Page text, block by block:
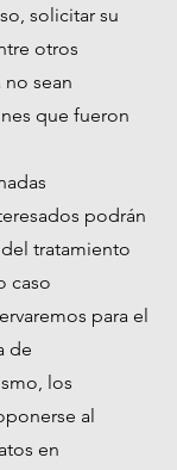
solicitar su
otros
sean
que fueron
podrán
tratamiento
caso
para el
de
los
al
en